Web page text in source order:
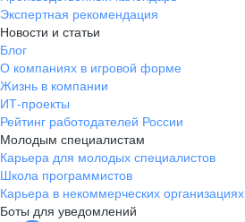
Экспертная рекомендация
Новости и статьи
Блог
О компаниях в игровой форме
Жизнь в компании
ИТ-проекты
Рейтинг работодателей России
Молодым специалистам
Карьера для молодых специалистов
Школа программистов
Карьера в некоммерческих организациях
Боты для уведомлений